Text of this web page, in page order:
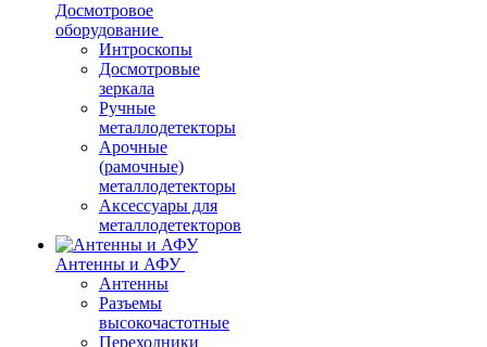
Досмотровое
оборудование
Интроскопы
Досмотровые
зеркала
Ручные
металлодетекторы
Арочные
(рамочные)
металлодетекторы
Аксессуары для
металлодетекторов
Антенны и АФУ
Антенны
Разъемы
высокочастотные
Переходники